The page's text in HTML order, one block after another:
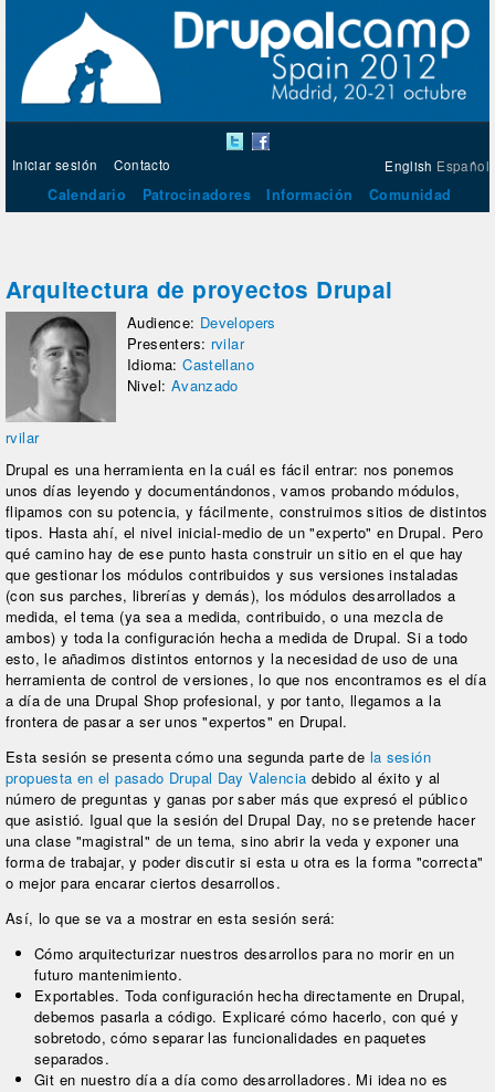
English Español
Iniciar sesión Contacto
Calendario Patrocinadores Información Comunidad
Arquitectura de proyectos Drupal
rvilar
Audience: Developers
Presenters: rvilar
Idioma:Castellano
Nivel: Avanzado
Drupal es una herramienta en la cuál es fácil entrar: nos ponemos
unos días leyendo y documentándonos, vamos probando módulos,
flipamos con su potencia, y fácilmente, construimos sitios de distintos
tipos. Hasta ahí, el nivel inicial-medio de un "experto" en Drupal. Pero
qué camino hay de ese punto hasta construir un sitio en el que hay
que gestionar los módulos contribuidos y sus versiones instaladas
(con sus parches, librerías y demás), los módulos desarrollados a
medida, el tema (ya sea a medida, contribuido, o una mezcla de
ambos) y toda la configuración hecha a medida de Drupal. Si a todo
esto, le añadimos distintos entornos y la necesidad de uso de una
herramienta de control de versiones, lo que nos encontramos es el día
a día de una Drupal Shop profesional, y por tanto, llegamos a la
frontera de pasar a ser unos "expertos" en Drupal.
Esta sesión se presenta cómo una segunda parte de la sesión
propuesta en el pasado Drupal Day Valencia debido al éxito y al
número de preguntas y ganas por saber más que expresó el público
que asistió. Igual que la sesión del Drupal Day, no se pretende hacer
una clase "magistral" de un tema, sino abrir la veda y exponer una
forma de trabajar, y poder discutir si esta u otra es la forma "correcta"
o mejor para encarar ciertos desarrollos.
Así, lo que se va a mostrar en esta sesión será:
Cómo arquitecturizar nuestros desarrollos para no morir en un
futuro mantenimiento.
Exportables. Toda configuración hecha directamente en Drupal,
debemos pasarla a código. Explicaré cómo hacerlo, con qué y
sobretodo, cómo separar las funcionalidades en paquetes
separados.
Git en nuestro día a día como desarrolladores. Mi idea no es